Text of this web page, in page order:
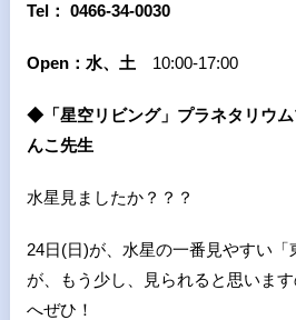
Tel： 0466-34-0030
Open： 水、土 10:00-17:00
◆「星空リビング」プラネタリウ
んこ先生
水星見ましたか？？？
24日(日)が、水星の一番見やすい「
が、もう少し、見られると思いま
へぜひ！